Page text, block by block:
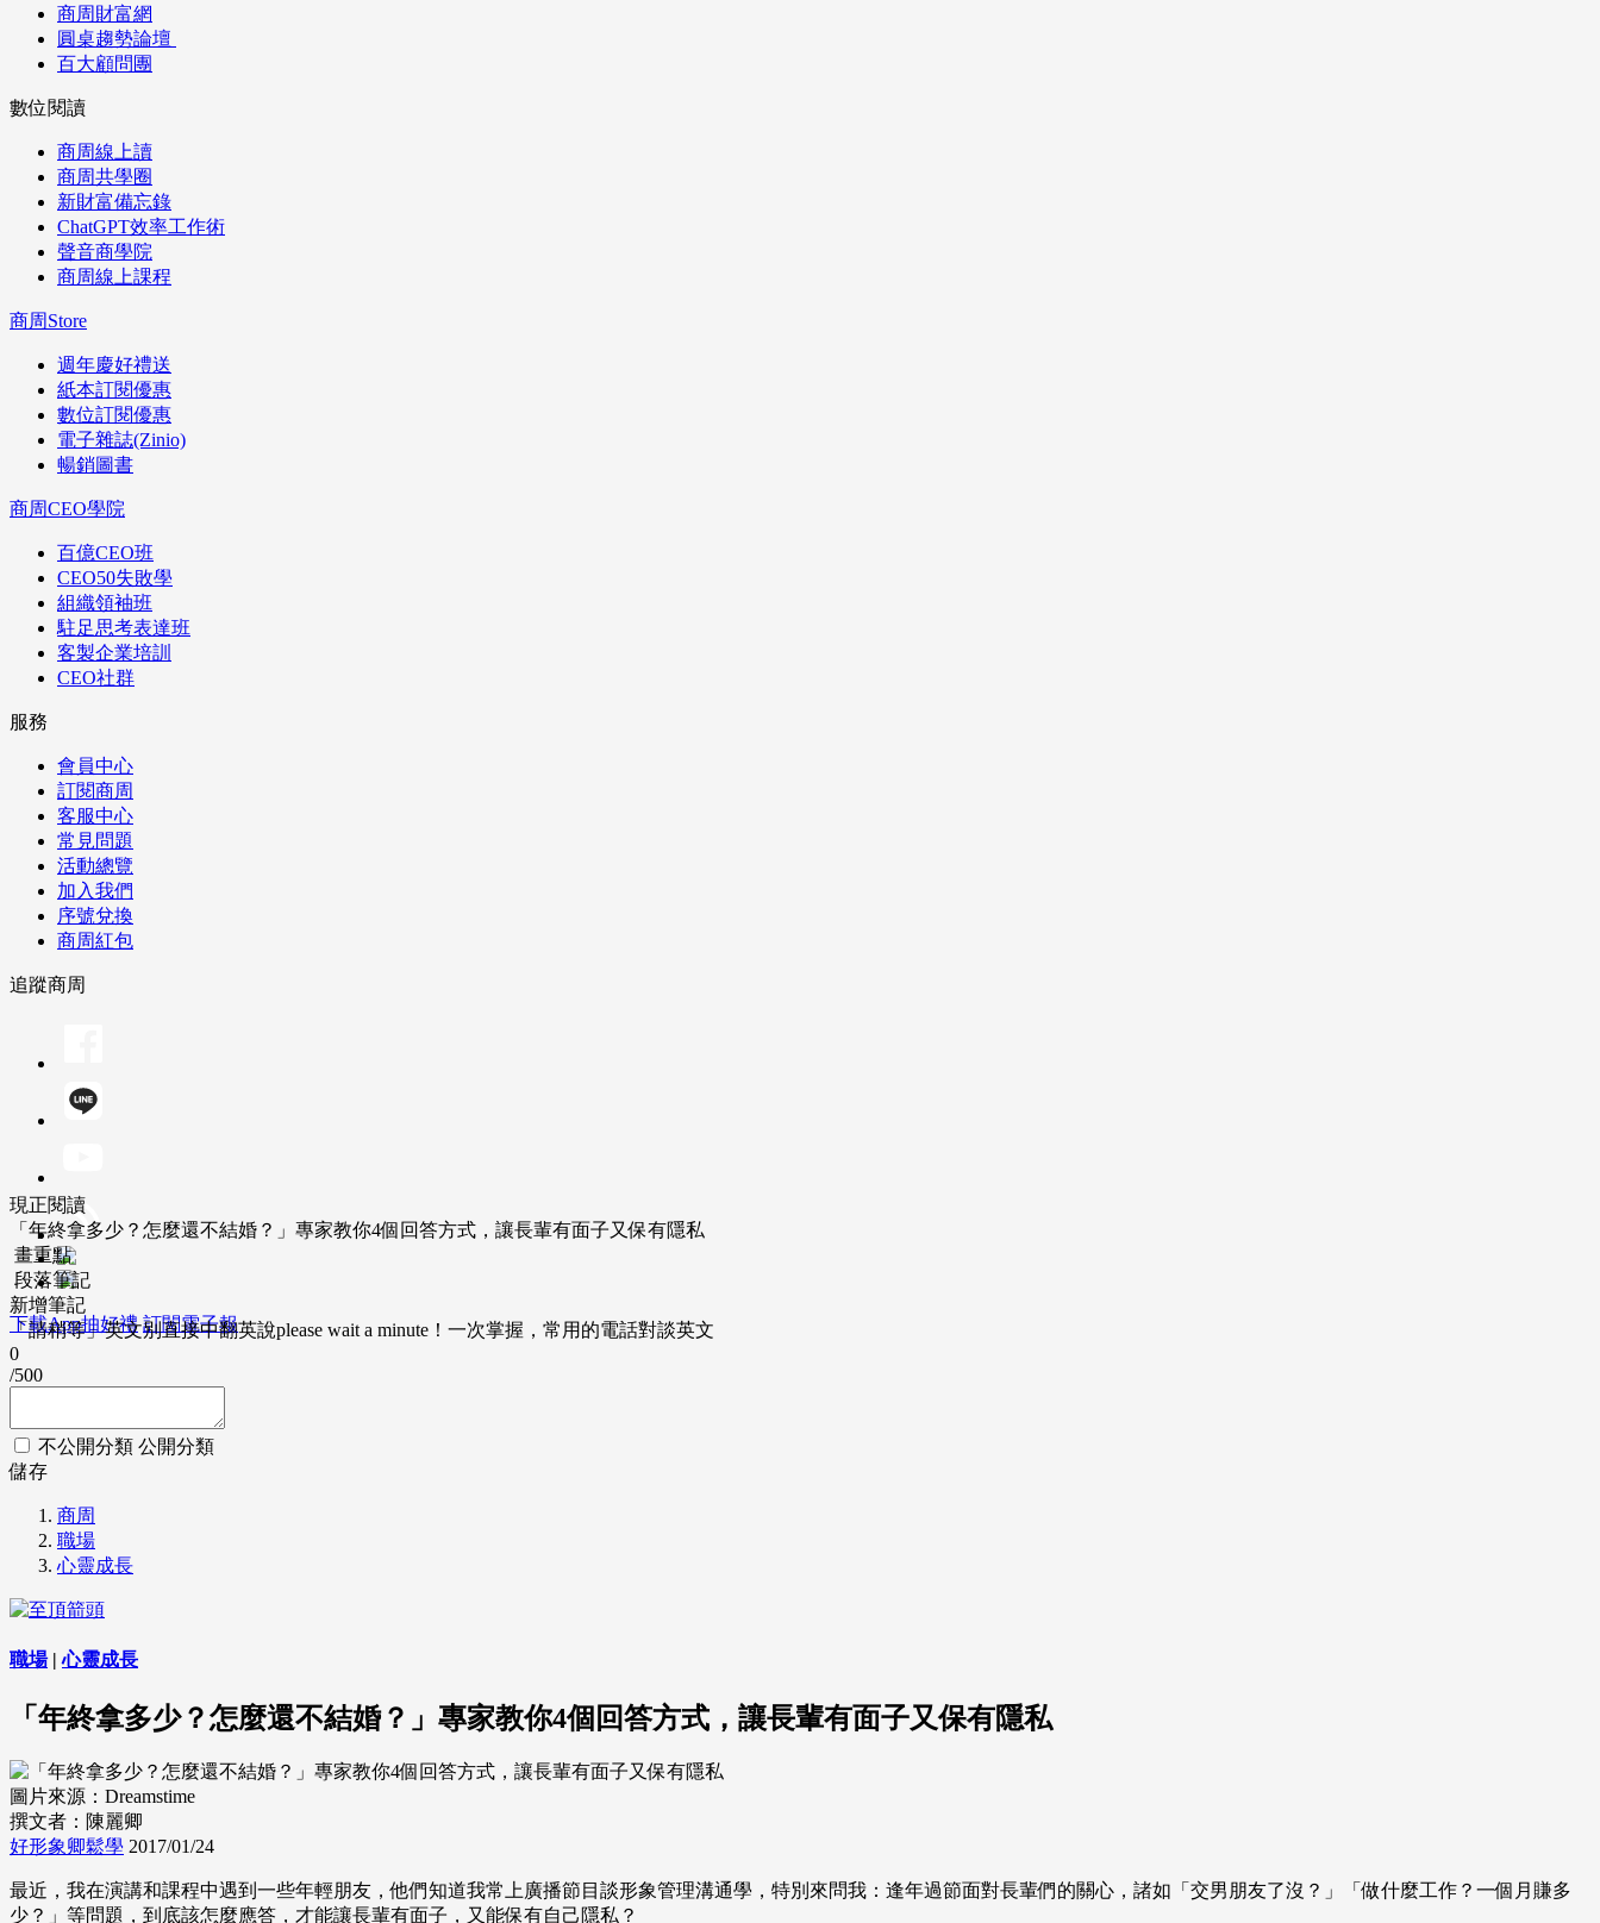
商周財富網
圓桌趨勢論壇
百大顧問團
數位閱讀
商周線上讀
商周共學圈
新財富備忘錄
ChatGPT效率工作術
聲音商學院
商周線上課程
商周Store
週年慶好禮送
紙本訂閱優惠
數位訂閱優惠
電子雜誌(Zinio)
暢銷圖書
商周CEO學院
百億CEO班
CEO50失敗學
組織領袖班
駐足思考表達班
客製企業培訓
CEO社群
服務
會員中心
訂閱商周
客服中心
常見問題
活動總覽
加入我們
序號兌換
商周紅包
追蹤商周
下載App抽好禮 訂閱電子報
現正閱讀
「年終拿多少？怎麼還不結婚？」專家教你4個回答方式，讓長輩有面子又保有隱私
畫重點
段落筆記
新增筆記
「請稍等」英文別直接中翻英說please wait a minute！一次掌握，常用的電話對談英文
0
/500
不公開分類 公開分類
儲存
商周
職場
心靈成長
職場|心靈成長
「年終拿多少？怎麼還不結婚？」專家教你4個回答方式，讓長輩有面子又保有隱私
圖片來源：Dreamstime
撰文者：陳麗卿
好形象卿鬆學 2017/01/24
最近，我在演講和課程中遇到一些年輕朋友，他們知道我常上廣播節目談形象管理溝通學，特別來問我：逢年過節面對長輩們的關心，諸如「交男朋友了沒？」「做什麼工作？一個月賺多
少？」等問題，到底該怎麼應答，才能讓長輩有面子，又能保有自己隱私？